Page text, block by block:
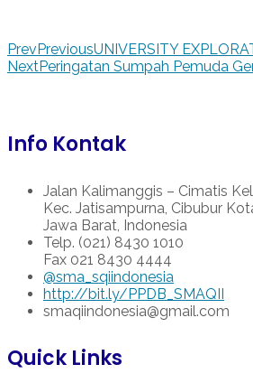
PrevPreviousUNIVERSITY
NextPeringatan Sumpah Pemuda
Info Kontak
Jalan Kalimanggis – Cimatis
Kec. Jatisampurna, Cibubur
Jawa Barat, Indonesia
Telp. (021) 8430 1010
Fax 021 8430 4444
@sma_sqiindonesia
http://bit.ly/PPDB_SMAQII
smaqiindonesia@gmail.com
Quick Links